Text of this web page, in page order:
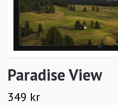
Paradise View
349 kr